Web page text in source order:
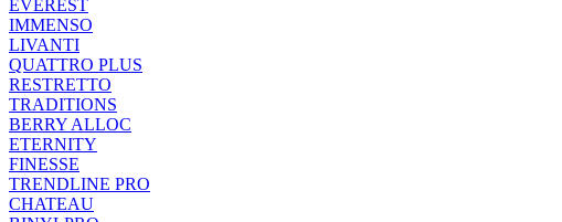
EVEREST
IMMENSO
LIVANTI
QUATTRO PLUS
RESTRETTO
TRADITIONS
BERRY ALLOC
ETERNITY
FINESSE
TRENDLINE PRO
CHATEAU